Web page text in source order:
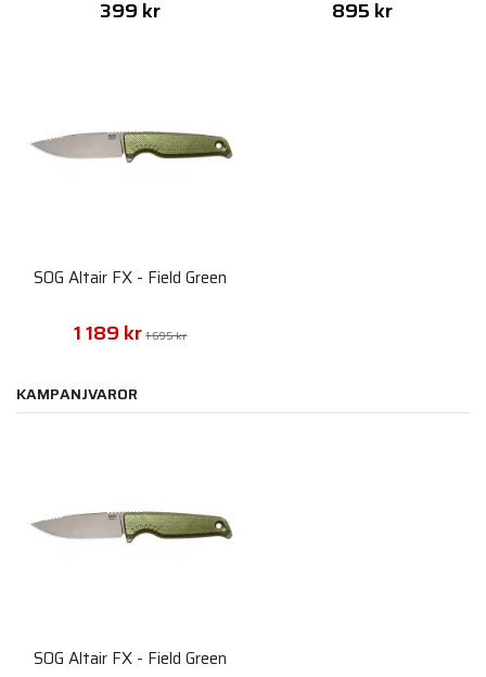
399 kr 895 kr
SOG Altair FX - Field Green
1 189 kr 1 695 kr
KAMPANJVAROR
SOG Altair FX - Field Green